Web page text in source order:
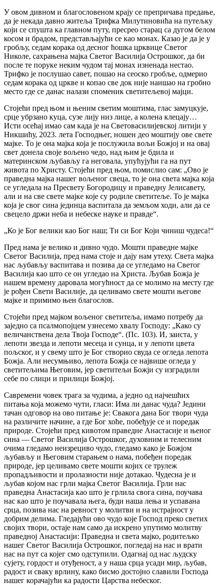
У овом дивном и благословеном крају се препричава предање,
да је некада давно житеља Трифка Милутиновића на путељку
који се спушта ка главном путу, пресрео старац са дугом белом
косом и брадом, представљајући се као монах. Казао је да је у
гробљу, седам корака од десног ћошка црквице Светог
Николе, сахрањена мајка Светог Василија Острошког, да би
после те поруке неким чудом тај монах изненада нестао.
Трифко је послушао савет, пошао на сеоско гробље, одмерио
седам корака од цркве и копао све док није наишао на гробно
место где се данас налази споменик светитељевој мајци.
Стојећи пред њом и њеним светим моштима, глас замуцкује,
срце убрзано куца, сузе лију низ лице, а колена клецају…
Исти осећај имао сам када је на Световасилијевској литији у
Никшићу, 2023. лета Господњег, ношен део моштију ове свете
мајке. То је она мајка која је послужила вољи Божјој и на овај
свет донела своје вољено чедо, над њим је бдила и
материнском љубављу га неговала, упућујући га на пут
живота по Христу. Стојећи пред њом, помислио сам: „Ово је
праведна мајка нашег вољеног свеца, то је она света мајка која
се угледала на Пресвету Богородицу и праведну Јелисавету,
али и на све свете мајке које су родиле светитеље. То је мајка
која је свог сина јединца васпитала да земљом ходи, али да се
свецело држи неба и небеске науке и правде“.
„Ко је Бог велики као Бог наш; Ти си Бог Који чиниш чудеса!“
Пред нама је велико и дивно чудо. Мошти праведне мајке
Светог Василија, пред нама стоје и дају нам утеху. Света мајка
нас љубављу васпитава и позива да се угледамо на Светог
Василија као што се он угледао на Христа. Љубав Божја је
нашем времену даровала могућност да се молимо на месту где
је рођен Свети Василије, да целивамо свете мошти његове
мајке и примимо њен благослов.
Стојећи пред мајком вољеног светитеља, имамо потребу да
заједно са псалмопојцем узнесемо хвалу Господу: „Како су
величанствена дела Твоја Господе“. (Пс. 103). И, заиста, у
лепоти звезда и лепоти месеца и сунца, и у лепоти цвета
пољског, и у свему што је Бог створио свуда се огледа лепота
Божја. Али несумњиво, лепота Божја се највише огледа у
светитељима Његовим, јер светитељи Божји су изградили
себе по слици и прилици Божјој.
Савремени човек трага за чудима, а једно од најчешћих
питања која можемо чути, гласи: Има ли данас чуда? Једини
тачан одговор на ово питање је: Свакога дана Бог твори чуда
на различите начине, а где Бог хоће, побеђује се и поредак
природе. Стојећи пред кивотом праведне Анастасије и њеног
сина — Светог Василија Острошког, духовним и телесним
очима гледамо неизрециво чудо, гледамо како је Божјом
љубављу и Његовим старањем о нама, побеђен поредак
природе, јер целивамо свете мошти којих се трулеж
пропадљивости и пролазности није дотакао. Чудесна је и
љубав којом нас грли мајка Светог Василија. Грли нас
праведна Анастасија као што је грлила свога сина, поучава
нас као што је поучавала њега, буди наша лења и успавана
срца, позива нас на ревност у молитви и на истрајност у
добрим делима. Гледајући ово чудо које Господ преко светих
својих твори, остаје нам само да искрено упутимо молитву
праведној Анастасији: Праведна и света мајко, родитељко
нашег Светог Василија Острошког, погледај на нас и врати
нас на пут са којег смо одступили. Одагнај од нас људску
сујету, гордост и отуђеност, а у наша срца усади мир, љубав,
радост и сваку врлину, како бисмо достојно славили Господа
нашег корачајући ка радости Царства небеског.